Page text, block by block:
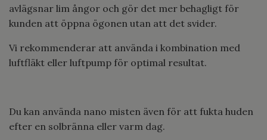
avlägsnar lim ångor och gör det mer behagligt för
kunden att öppna ögonen utan att det svider.
Vi rekommenderar att använda i kombination med
luftfläkt eller luftpump för optimal resultat.
Du kan använda nano misten även för att fukta huden
efter en solbränna eller varm dag.